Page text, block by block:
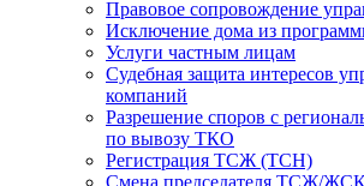
Правовое сопровождение
Исключение дома из
Услуги частным лицам
Судебная защита интересов
компаний
Разрешение споров с
по вывозу ТКО
Регистрация ТСЖ (ТСН)
Смена председателя ТСЖ/